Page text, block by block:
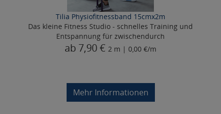
Tilia Physiofitnessband 15cmx2m
Das kleine Fitness Studio - schnelles Training und
Entspannung für zwischendurch
ab 7,90 € 2 m | 0,00 €/m
Mehr Informationen